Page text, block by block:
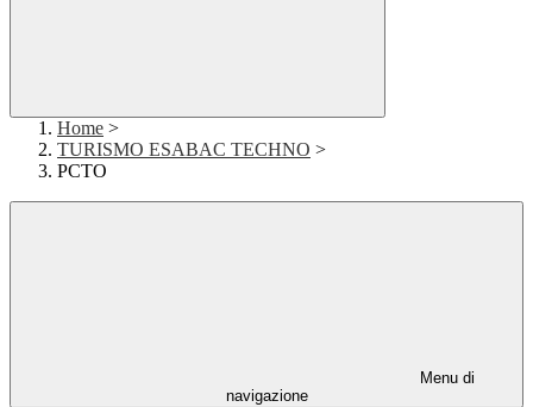
Home >
TURISMO ESABAC TECHNO >
PCTO
Menu di
navigazione